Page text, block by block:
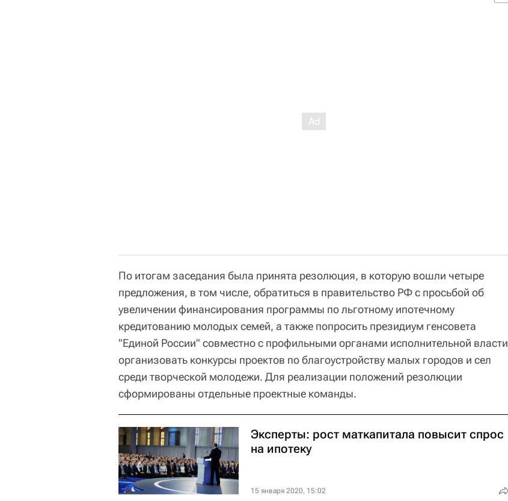
По итогам заседания была принята резолюция, в которую вошли четыре
предложения, в том числе, обратиться в правительство РФ с просьбой об
увеличении финансирования программы по льготному ипотечному
кредитованию молодых семей, а также попросить президиум генсовета
"Единой России" совместно с профильными органами исполнительной власти
организовать конкурсы проектов по благоустройству малых городов и сел
среди творческой молодежи. Для реализации положений резолюции
сформированы отдельные проектные команды.
Эксперты: рост маткапитала повысит спрос
на ипотеку
15 января 2020, 15:02